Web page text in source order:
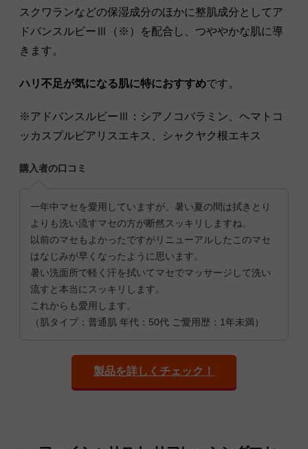
スクワランなどの保湿成分のほかに整肌成分としてア
ドバンスルビーⅢ（※）を配合し、つややかな肌に導
きます。
ハリ不足が気になる肌に特におすすめです。
※アドバンスルビーⅢ：シアノコバラミン、ヘマトコ
ッカスプルビアリスエキス、シャクヤク根エキス
購入者の口コミ
一年中マセを愛用していますが、暑い夏の間は拭きとり
よりも洗い流すマセの方が断然スッキリしますね。
以前のマセもよかったですがリニューアルしたこのマセ
はなじみが早くなったように思います。
暑い洗面所で軽く汗を拭いてマセでマッサージして洗い
流すと本当にスッキリします。
これからも愛用します。
（肌タイプ：普通肌 年代：50代 ご愛用歴：1年未満）
製品を詳しくチェック！